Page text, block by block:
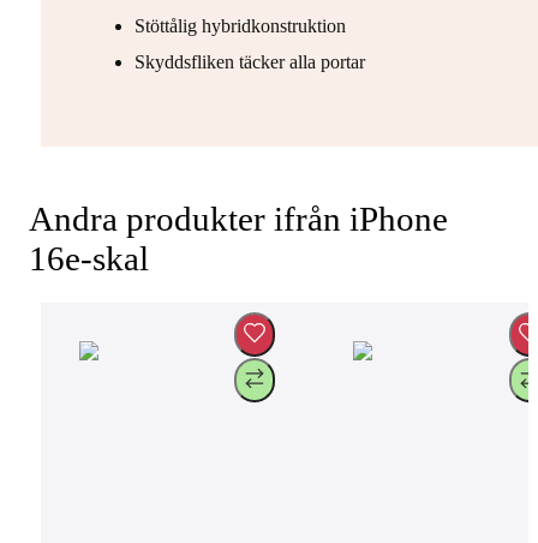
Stöttålig hybridkonstruktion
Skyddsfliken täcker alla portar
Andra produkter ifrån iPhone
16e-skal